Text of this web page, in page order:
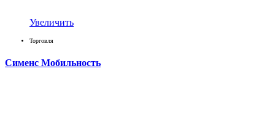
Увеличить
Торговля
Сименс Мобильность